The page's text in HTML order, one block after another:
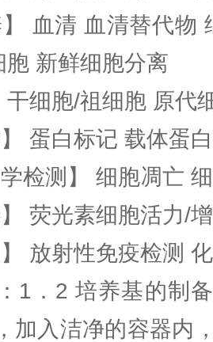
】 血清 血清替代物
新鲜细胞分离
干细胞/祖细胞 原代
】 蛋白标记 载体蛋
学检测】 细胞凋亡
】 荧光素细胞活力/
】 放射性免疫检测
1．2 培养基的制
加入洁净的容器内